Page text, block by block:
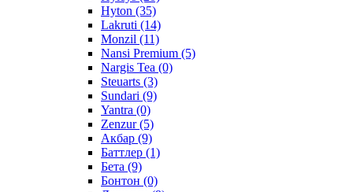
Hyton (35)
Lakruti (14)
Monzil (11)
Nansi Premium (5)
Nargis Tea (0)
Steuarts (3)
Sundari (9)
Yantra (0)
Zenzur(5)
Акбар (9)
Баттлер (1)
Бета (9)
Бонтон (0)